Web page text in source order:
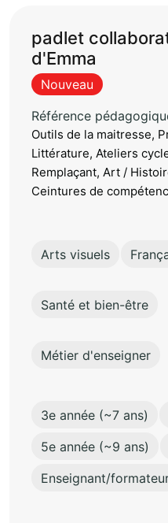
padlet
d'Emma
Nouveau
Référence
Outils de la maitresse,
Littérature, Ateliers
Remplaçant, Art /
Ceintures de
Arts visuels
Santé et bien-être
Métier d'enseigner
3e année (~7 ans)
5e année (~9 ans)
Enseignant/